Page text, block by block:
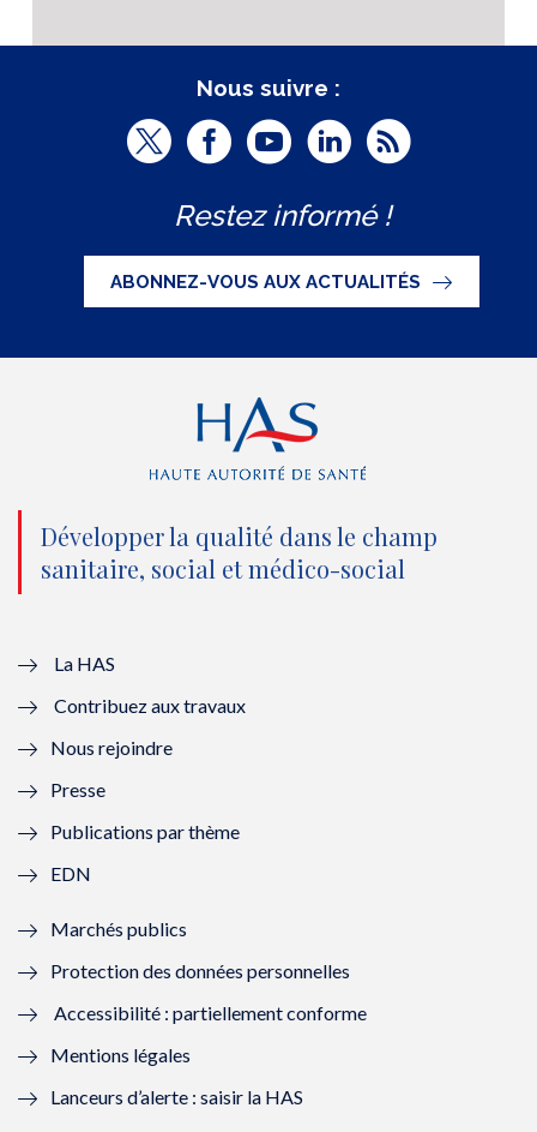
Nous suivre :
T
i
t
t
e
n
o
u
l
l
f
n
ê
t
r
e
F
c
e
b
o
o
k
(
n
o
e
e
n
ê
r
Y
u
t
u
b
e
(
n
o
u
ê
t
e
L
n
k
e
d
(
n
o
ê
R
Restez informé !
ABONNEZ-VOUS AUX ACTUALITÉS
Développer la qualité dans le champ
sanitaire, social et médico-social
La HAS
Contribuez aux travaux
Nous rejoindre
Presse
Publications par thème
EDN
Marchés publics
Protection des données personnelles
Accessibilité : partiellement conforme
Mentions légales
Lanceurs d’alerte : saisir la HAS